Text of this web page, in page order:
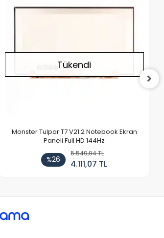
Tükendi
Monster Tulpar T7 V21.2 Notebook Ekran
Paneli Full HD 144Hz
%26
5.549,94 TL
4.111,07 TL